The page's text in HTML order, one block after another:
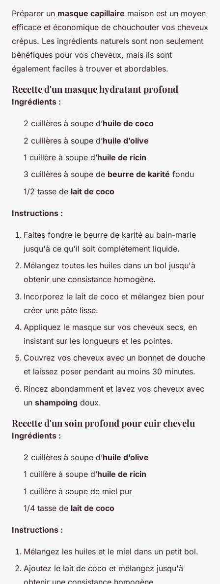
Préparer un masque capillaire maison est un moyen
efficace et économique de chouchouter vos cheveux
crépus. Les ingrédients naturels sont non seulement
bénéfiques pour vos cheveux, mais ils sont
également faciles à trouver et abordables.
Recette d'un masque hydratant profond
Ingrédients :
2 cuillères à soupe d’huile de coco
2 cuillères à soupe d’huile d’olive
1 cuillère à soupe d’huile de ricin
3 cuillères à soupe de beurre de karité fondu
1/2 tasse de lait de coco
Instructions :
Faites fondre le beurre de karité au bain-marie
jusqu'à ce qu'il soit complètement liquide.
Mélangez toutes les huiles dans un bol jusqu'à
obtenir une consistance homogène.
Incorporez le lait de coco et mélangez bien pour
créer une pâte lisse.
Appliquez le masque sur vos cheveux secs, en
insistant sur les longueurs et les pointes.
Couvrez vos cheveux avec un bonnet de douche
et laissez poser pendant au moins 30 minutes.
Rincez abondamment et lavez vos cheveux avec
un shampoing doux.
Recette d'un soin profond pour cuir chevelu
Ingrédients :
2 cuillères à soupe d’huile d’olive
1 cuillère à soupe d’huile de ricin
1 cuillère à soupe de miel pur
1/4 tasse de lait de coco
Instructions :
Mélangez les huiles et le miel dans un petit bol.
Ajoutez le lait de coco et mélangez jusqu'à